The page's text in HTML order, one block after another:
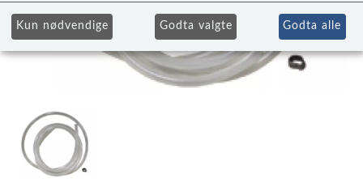
Kun nødvendige Godta valgte Godta alle